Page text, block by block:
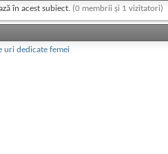
în acest subiect. (0 membrii și 1 vizitatori)
uri dedicate femei